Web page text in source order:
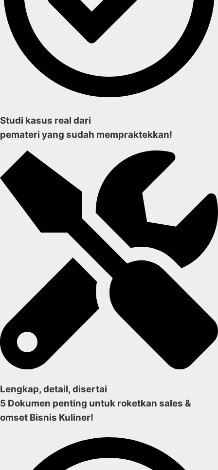
Studi kasus real dari
pemateri yang sudah mempraktekkan!
Lengkap, detail, disertai
5 Dokumen penting untuk roketkan sales &
omset Bisnis Kuliner!